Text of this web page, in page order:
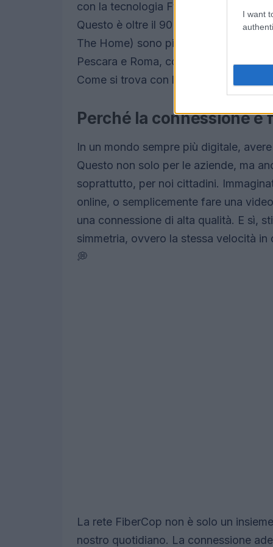
I want
con la tecnologia Fttx, garantendo
Questo è oltre il 90% del totale, e i
The Home) sono più di 2.500. Le
Pescara e Roma, con percentuali che
Come si trova con la connessione? 💬
Perché la connessione è
In un mondo sempre più digitale,
Questo non solo per le aziende, ma
soprattutto, per noi cittadini.
online, o semplicemente fare una
una connessione di alta qualità. E sì,
simmetria, ovvero la stessa velocità
💭
La rete FiberCop non è solo un
nostro quotidiano. La connessione